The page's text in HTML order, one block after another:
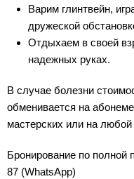
Варим глинтвейн,
дружеской
Отдыхаем в своей
надежных руках.
В случае болезни
обменивается на
мастерских или на
Бронирование по полной
87 (WhatsApp)